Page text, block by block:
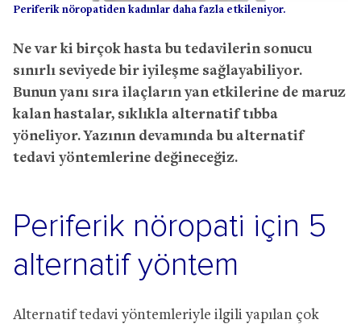
Periferik nöropatiden kadınlar daha fazla etkileniyor.
Ne var ki birçok hasta bu tedavilerin sonucu
sınırlı seviyede bir iyileşme sağlayabiliyor.
Bunun yanı sıra ilaçların yan etkilerine de maruz
kalan hastalar, sıklıkla alternatif tıbba
yöneliyor. Yazının devamında bu alternatif
tedavi yöntemlerine değineceğiz.
Periferik nöropati için 5
alternatif yöntem
Alternatif tedavi yöntemleriyle ilgili yapılan çok